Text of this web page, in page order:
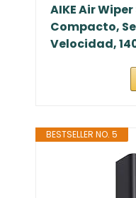
AIKE Air
Compacto,
Velocidad,
BESTSELLER NO. 5